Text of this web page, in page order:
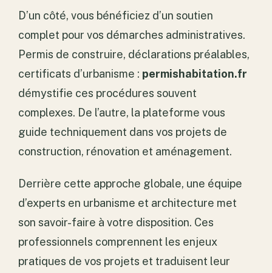
D’un côté, vous bénéficiez d’un soutien
complet pour vos démarches administratives.
Permis de construire, déclarations préalables,
certificats d’urbanisme : permishabitation.fr
démystifie ces procédures souvent
complexes. De l’autre, la plateforme vous
guide techniquement dans vos projets de
construction, rénovation et aménagement.
Derrière cette approche globale, une équipe
d’experts en urbanisme et architecture met
son savoir-faire à votre disposition. Ces
professionnels comprennent les enjeux
pratiques de vos projets et traduisent leur